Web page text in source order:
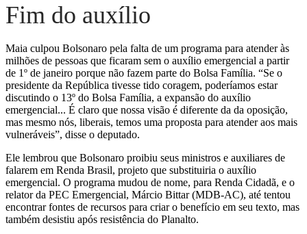
Fim do auxílio
Maia culpou Bolsonaro pela falta de um programa para atender às
milhões de pessoas que ficaram sem o auxílio emergencial a partir
de 1º de janeiro porque não fazem parte do Bolsa Família. “Se o
presidente da República tivesse tido coragem, poderíamos estar
discutindo o 13º do Bolsa Família, a expansão do auxílio
emergencial... É claro que nossa visão é diferente da da oposição,
mas mesmo nós, liberais, temos uma proposta para atender aos mais
vulneráveis”, disse o deputado.
Ele lembrou que Bolsonaro proibiu seus ministros e auxiliares de
falarem em Renda Brasil, projeto que substituiria o auxílio
emergencial. O programa mudou de nome, para Renda Cidadã, e o
relator da PEC Emergencial, Márcio Bittar (MDB-AC), até tentou
encontrar fontes de recursos para criar o benefício em seu texto, mas
também desistiu após resistência do Planalto.